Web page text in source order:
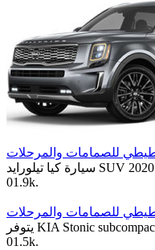
01.9k.
01.5k.